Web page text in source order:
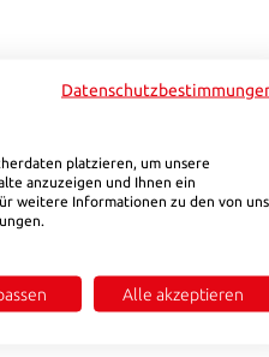
801 PL"
Heiß- oder Kaltwasser bzw.
einseitig oder beidseitig
Standard-Tüllenkontur
platzieren, um unsere
anzuzeigen und Ihnen ein
weitere Informationen zu den von uns
Alle akzeptieren